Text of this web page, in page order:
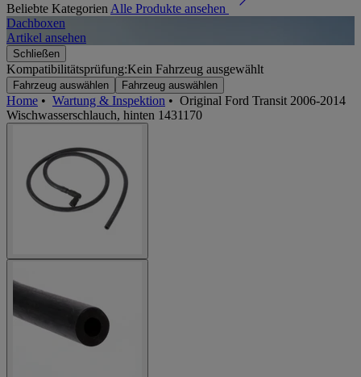
Beliebte Kategorien Alle Produkte ansehen
Dachboxen
Artikel ansehen
Schließen
Kompatibilitätsprüfung:Kein Fahrzeug ausgewählt
Fahrzeug auswählen Fahrzeug auswählen
Home • Wartung & Inspektion • Original Ford Transit 2006-2014
Wischwasserschlauch, hinten 1431170